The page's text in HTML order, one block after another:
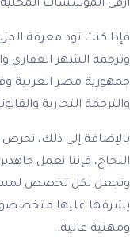
أرقى المؤسسات المحلية
فإذا كنت تود معرفة
وترجمة الشهر العقاري
جمهورية مصر العربية
والترجمة التجارية
بالإضافة إلى ذلك،
النجاح، فإننا نعمل
ونجعل لكل تخصص لمساته
يشرفها عليها متخصصون
ومهنية عالية.